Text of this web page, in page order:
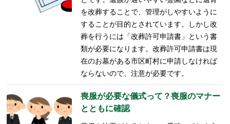
を改葬することで、管理がしやすいように
することが目的とされています。しかし改
葬を行うには「改葬許可申請書」という書
類が必要になります。改葬許可申請書は現
在のお墓がある市区町村に申請しなければ
ならないので、注意が必要です。
喪服が必要な儀式って？喪服のマナー
とともに確認